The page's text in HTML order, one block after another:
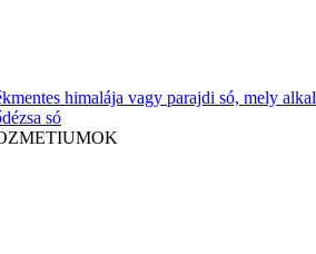
himalája vagy parajdi só, mely
só